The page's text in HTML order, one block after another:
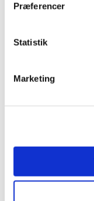
Præferencer
Statistik
Marketing
2010 (7)
december (2)
september (2)
2008 (8)
2006 (9)